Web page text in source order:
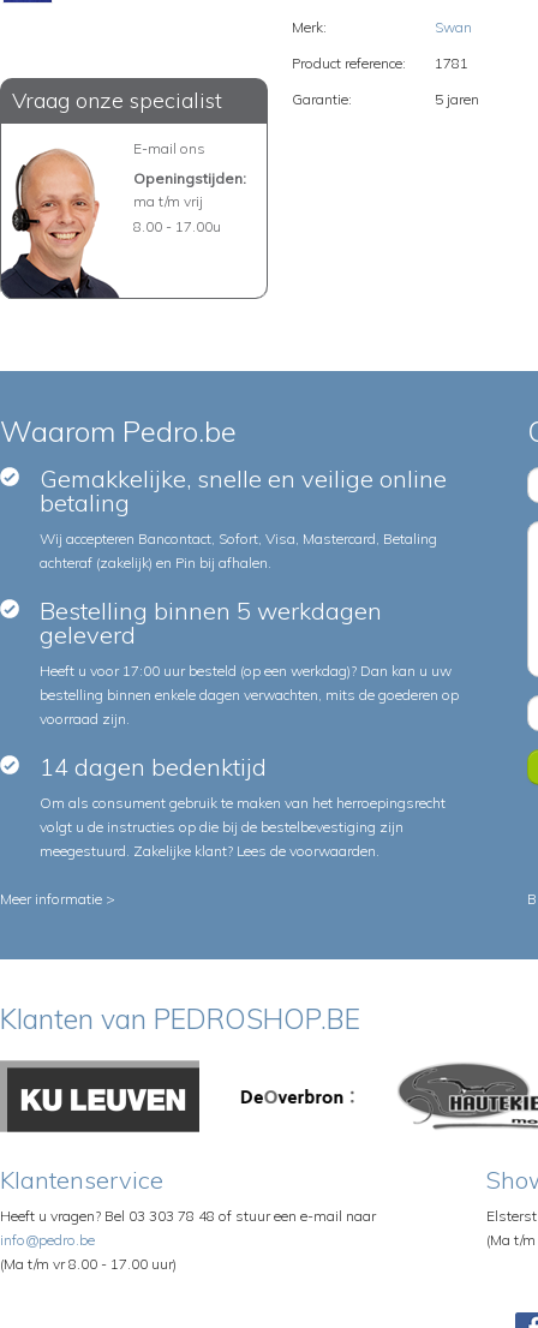
Vraag onze specialist
E-mail ons
Openingstijden:
ma t/m vrij
8.00 - 17.00u
Merk:
Swan
Product reference:
1781
Garantie:
5 jaren
Waarom Pedro.be
Gemakkelijke, snelle en veilige online
betaling
Wij accepteren Bancontact, Sofort, Visa, Mastercard, Betaling
achteraf (zakelijk) en Pin bij afhalen.
Bestelling binnen 5 werkdagen
geleverd
Heeft u voor 17:00 uur besteld (op een werkdag)? Dan kan u uw
bestelling binnen enkele dagen verwachten, mits de goederen op
voorraad zijn.
14 dagen bedenktijd
Om als consument gebruik te maken van het herroepingsrecht
volgt u de instructies op die bij de bestelbevestiging zijn
meegestuurd. Zakelijke klant? Lees de voorwaarden.
Meer informatie >
Klanten van PEDROSHOP.BE
Klantenservice
Heeft u vragen? Bel 03 303 78 48 of stuur een e-mail naar
info@pedro.be
(Ma t/m vr 8.00 - 17.00 uur)
(Ma t/